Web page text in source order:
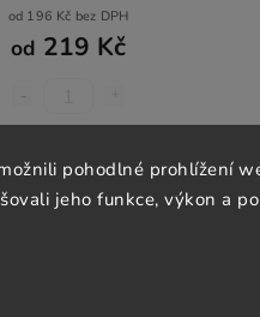
pohodlné prohlížení
jeho funkce, výkon a
od 196 Kč bez DPH
od 219 Kč